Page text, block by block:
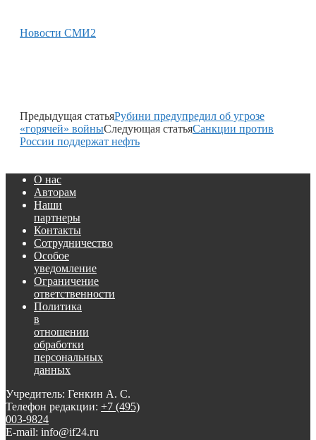
Новости СМИ2
Предыдущая статьяРубини предупредил об угрозе
«горячей» войныСледующая статьяСанкции против
России поддержат нефть
О нас
Авторам
Наши
партнеры
Контакты
Сотрудничество
Особое
уведомление
Ограничение
ответственности
Политика
в
отношении
обработки
персональных
данных
Учредитель: Генкин А. С.
Телефон редакции: +7 (495)
003-9824
E-mail: info@if24.ru